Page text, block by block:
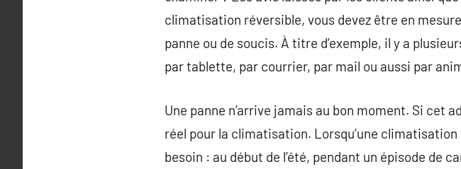
climatisation réversible, vous devez être en
panne ou de soucis. À titre d’exemple, il y a
par tablette, par courrier, par mail ou aussi par
Une panne n’arrive jamais au bon moment. Si
réel pour la climatisation. Lorsqu’une climatisation
besoin : au début de l’été, pendant un épisode